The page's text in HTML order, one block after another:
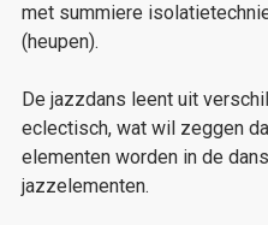
met summiere
(heupen).
De jazzdans leent uit
eclectisch, wat wil zeggen
elementen worden in de
jazzelementen.